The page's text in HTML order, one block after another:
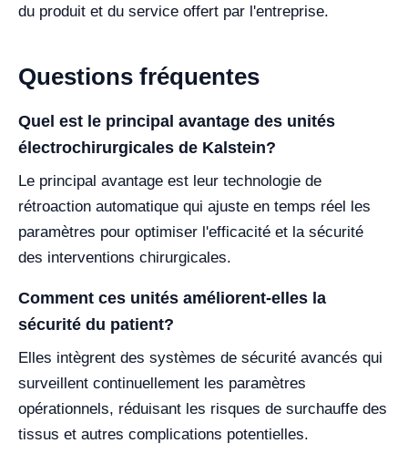
du produit et du service offert par l'entreprise.
Questions fréquentes
Quel est le principal avantage des unités
électrochirurgicales de Kalstein?
Le principal avantage est leur technologie de
rétroaction automatique qui ajuste en temps réel les
paramètres pour optimiser l'efficacité et la sécurité
des interventions chirurgicales.
Comment ces unités améliorent-elles la
sécurité du patient?
Elles intègrent des systèmes de sécurité avancés qui
surveillent continuellement les paramètres
opérationnels, réduisant les risques de surchauffe des
tissus et autres complications potentielles.